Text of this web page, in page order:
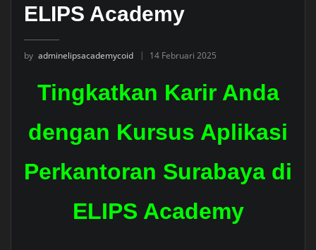
ELIPS Academy
by adminelipsacademycoid 14 Februari 2025
Tingkatkan Karir Anda
dengan Kursus Aplikasi
Perkantoran Surabaya di
ELIPS Academy